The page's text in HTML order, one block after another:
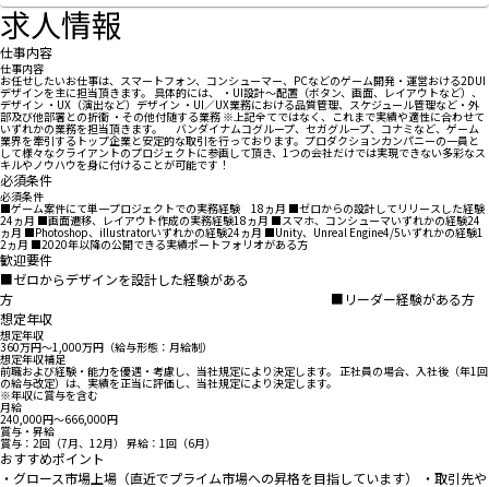
求人情報
仕事内容
仕事内容
お任せしたいお仕事は、スマートフォン、コンシューマー、PCなどのゲーム開発・運営おける2DUI
デザインを主に担当頂きます。 具体的には、 ・UI設計～配置（ボタン、画面、レイアウトなど）、
デザイン ・UX（演出など）デザイン ・UI／UX業務における品質管理、スケジュール管理など・外
部及び他部署との折衝 ・その他付随する業務 ※上記全てではなく、これまで実績や適性に合わせて
いずれかの業務を担当頂きます。 バンダイナムコグループ、セガグループ、コナミなど、ゲーム
業界を牽引するトップ企業と安定的な取引を行っております。プロダクションカンパニーの一員と
して様々なクライアントのプロジェクトに参画して頂き、1つの会社だけでは実現できない多彩なス
キルやノウハウを身に付けることが可能です！
必須条件
必須条件
■ゲーム案件にて単一プロジェクトでの実務経験 18ヵ月 ■ゼロからの設計してリリースした経験
24ヵ月 ■画面遷移、レイアウト作成の実務経験18ヵ月 ■スマホ、コンシューマいずれかの経験24
ヵ月 ■Photoshop、illustratorいずれかの経験24ヵ月 ■Unity、Unreal Engine4/5いずれかの経験1
2ヵ月 ■2020年以降の公開できる実績ポートフォリオがある方
歓迎要件
■ゼロからデザインを設計した経験がある
方 ■リーダー経験がある方
想定年収
想定年収
360万円〜1,000万円（給与形態：月給制）
想定年収補足
前職および経験・能力を優遇・考慮し、当社規定により決定します。 正社員の場合、入社後（年1回
の給与改定）は、実績を正当に評価し、当社規定により決定します。
※年収に賞与を含む
月給
240,000円〜666,000円
賞与・昇給
賞与：2回（7月、12月） 昇給：1回（6月）
おすすめポイント
・グロース市場上場（直近でプライム市場への昇格を目指しています） ・取引先や